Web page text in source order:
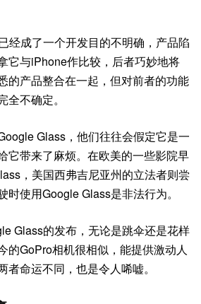
经成了一个开发目的不明确，产品陷
它与iPhone作比较，后者巧妙地将
的产品整合在一起，但对前者的功能
不确定。
Glass，他们往往会假定它是一
它带来了麻烦。在欧美的一些影院早
，美国西弗吉尼亚州的立法者则尝
时使用Google Glass是非法行为。
Glass的发布，无论是跳伞还是花样
的GoPro相机很相似，能提供激动人
命运不同，也是令人唏嘘。